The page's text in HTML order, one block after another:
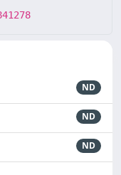
ND
ND
ND